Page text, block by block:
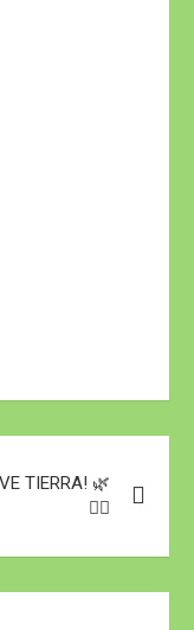
TIERRA! 🌿
🚴‍♀️